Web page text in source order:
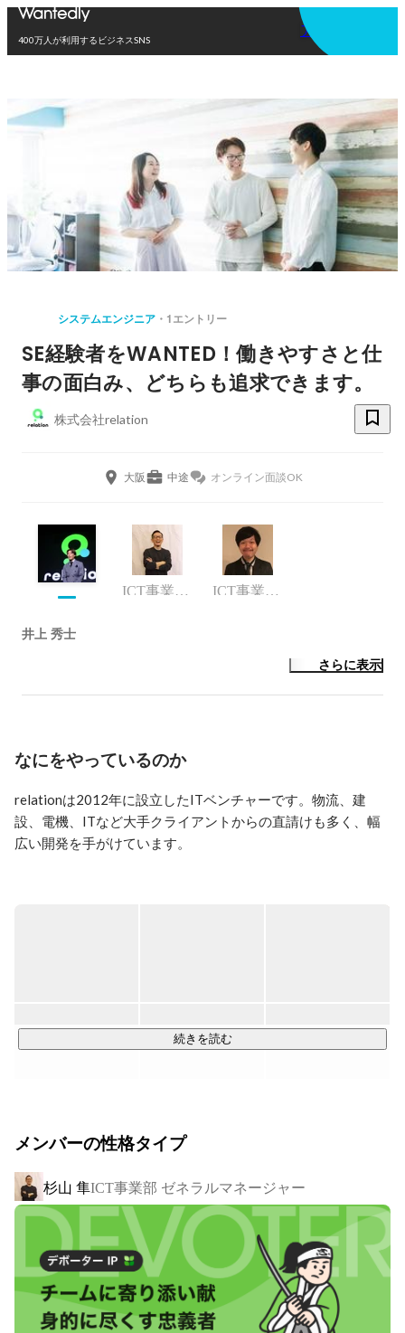
400万人が利用するビジネスSNS
アプリを使う
システムエンジニア 1エントリー
SE経験者をWANTED！働きやすさと仕
事の面白み、どちらも追求できます。
株式会社relation
大阪 中途 オンライン面談OK
ICT事業部 ゼネラルマネージャー ICT事業部事業部長
井上 秀士
さらに表示
なにをやっているのか
relationは2012年に設立したITベンチャーです。物流、建
設、電機、ITなど大手クライアントからの直請けも多く、幅
広い開発を手がけています。
果てしない高みを見据えることで、業界のイニシアチブを取
・企業向けの基幹系・情報系システムの開発
・Web技術を用いた基幹系・情報系システムの開発
・クライアント＆サーバシステムによるアプリケーション開
発
・先端系研究開発 - 深層学習を用いた映像パターン分析、人
工知能への活用
・ECサイト、各種コンテンツ開発
・iOS / Androidアプリ開発
続きを読む
メンバーの性格タイプ
杉山 隼ICT事業部 ゼネラルマネージャー